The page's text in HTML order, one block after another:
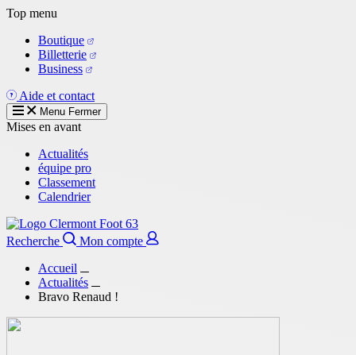
Aller
contenu
principal
Top menu
Boutique
Billetterie
Business
Aide et contact
Menu Fermer
Mises en avant
Actualités
équipe pro
Classement
Calendrier
Recherche
Mon compte
Accueil
Actualités
Bravo Renaud !